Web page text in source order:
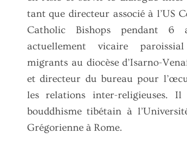
tant que directeur associé à l’US
Catholic Bishops pendant 6
actuellement vicaire
migrants au diocèse d’Isarno-
et directeur du bureau pour
les relations inter-religieuses. Il
bouddhisme tibétain à
Grégorienne à Rome.